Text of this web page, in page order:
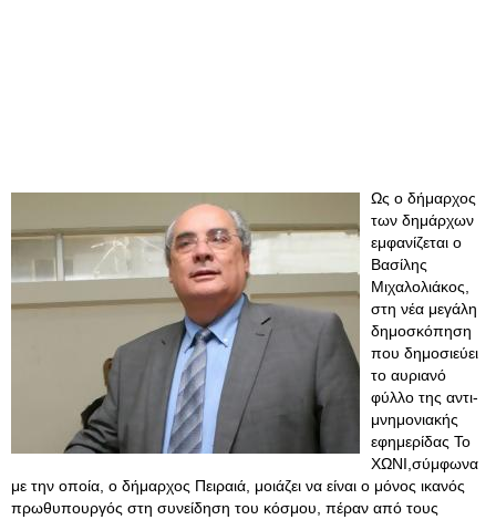
Ως ο δήμαρχος
των δημάρχων
εμφανίζεται ο
Βασίλης
Μιχαλολιάκος,
στη νέα μεγάλη
δημοσκόπηση
που δημοσιεύει
το αυριανό
φύλλο της αντι-
μνημονιακής
εφημερίδας Το
ΧΩΝΙ,σύμφωνα
με την οποία, ο δήμαρχος Πειραιά, μοιάζει να είναι ο μόνος ικανός
πρωθυπουργός στη συνείδηση του κόσμου, πέραν από τους